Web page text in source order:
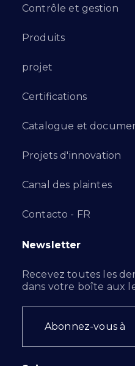
Contrôle et gestion
Produits
projet
Certifications
Catalogue et
Projets d'innovation
Canal des plaintes
Contacto - FR
Newsletter
Recevez toutes les
dans votre boîte aux
Abonnez-vous à